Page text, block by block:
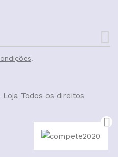
.
Todos os direitos